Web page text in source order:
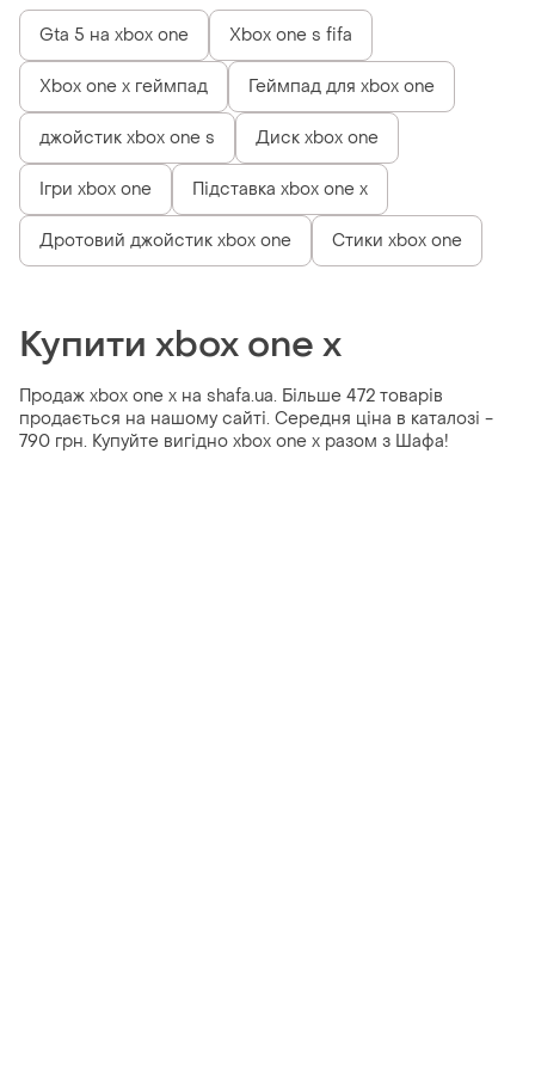
Gta 5 на xbox one Xbox one s fifa
Xbox one x геймпад Геймпад для xbox one
джойстик xbox one s Диск xbox one
Ігри xbox one Підставка xbox one x
Дротовий джойстик xbox one Стики xbox one
Купити xbox one x
Продаж xbox one x на shafa.ua. Більше 472 товарів
продається на нашому сайті. Середня ціна в каталозі -
790 грн. Купуйте вигідно xbox one x разом з Шафа!